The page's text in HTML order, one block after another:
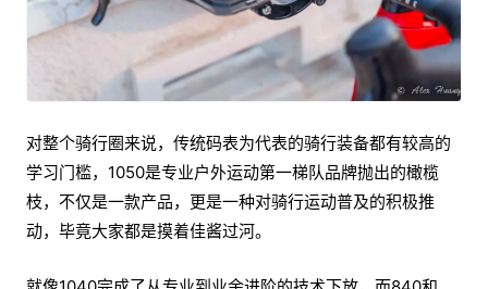
对整个骑行圈来说，传统码表为代表的骑行装备都有较高的
学习门槛，1050是专业户外运动第一梯队品牌抛出的橄榄
枝，不仅是一款产品，更是一种对骑行运动普及的积极推
动，毕竟大家都是摸着佳酱过河。